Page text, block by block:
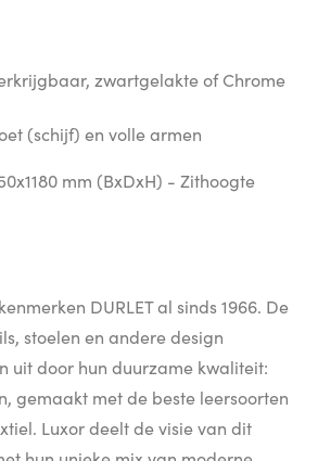
zwartgelakte of Chrome
(schijf) en volle armen
mm (BxDxH) - Zithoogte
DURLET al sinds 1966. De
stoelen en andere design
uit door hun duurzame kwaliteit:
gemaakt met de beste leersoorten
Luxor deelt de visie van dit